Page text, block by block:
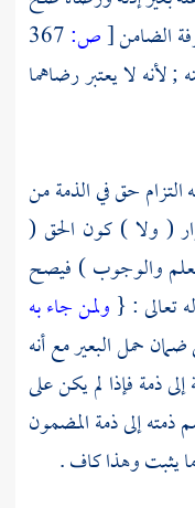
الضامن[ص:367
لأنه لا يعتبر رضاهما
حق في الذمة من
( ولا ) كون الحق (
والوجوب ) فيصح
تعالى : { ولمن جاء به
حمل البعير مع أنه
ذمة فإذا لم يكن على
إلى ذمة المضمون
ما يثبت وهذا كاف .